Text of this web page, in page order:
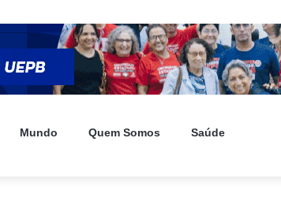
Mundo Quem Somos Saúde